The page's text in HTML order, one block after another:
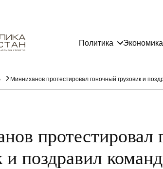
Политика Экономика
Минниханов протестировал гоночный грузовик и
протестировал
и поздравил